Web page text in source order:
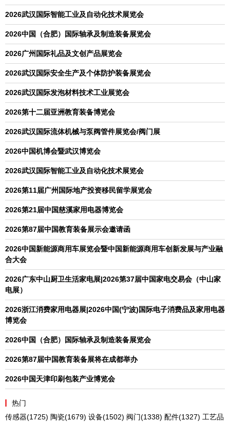
2026武汉国际智能工业及自动化技术展览会
2026中国（合肥）国际轴承及制造装备展览会
2026广州国际礼品及文创产品展览会
2026武汉国际安全生产及个体防护装备展览会
2026武汉国际发泡材料技术工业展览会
2026第十二届亚洲教育装备博览会
2026武汉国际流体机械与泵阀管件展览会/阀门展
2026中国机博会暨武汉博览会
2026武汉国际智能工业及自动化技术展览会
2026第11届广州国际地产投资移民留学展览会
2026第21届中国慈溪家用电器博览会
2026第87届中国教育装备展示会邀请函
2026中国新能源商用车展览会暨中国新能源商用车创新发展与产业融
合大会
2026广东中山厨卫生活家电展|2026第37届中国家电交易会（中山家
电展）
2026浙江消费家用电器展|2026中国(宁波)国际电子消费品及家用电器
博览会
2026中国（合肥）国际轴承及制造装备展览会
2026第87届中国教育装备展将在成都举办
2026中国天津印刷包装产业博览会
热门
传感器(1725) 陶瓷(1679) 设备(1502) 阀门(1338) 配件(1327) 工艺品